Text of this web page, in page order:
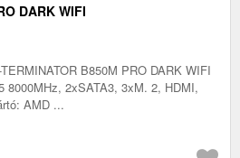
DARK WIFI
B850M PRO DARK WIFI
8000MHz, 2xSATA3, 3xM. 2, HDMI,
AMD ...